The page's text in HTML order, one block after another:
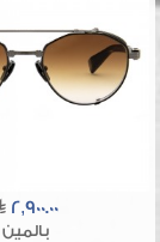
2,900.00
بالمين